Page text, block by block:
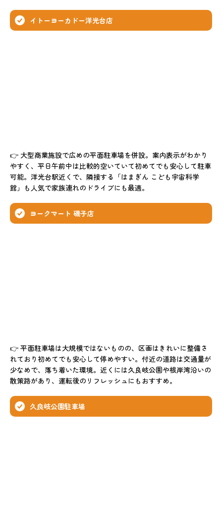
イトーヨーカドー洋光台店
👉 大型商業施設で広めの平面駐車場を併設。案内表示がわかり
やすく、平日午前中は比較的空いていて初めてでも安心して駐車
可能。洋光台駅近くで、隣接する「はまぎん こども宇宙科学
館」も人気で家族連れのドライブにも最適。
ヨークマート 磯子店
👉 平面駐車場は大規模ではないものの、区画はきれいに整備さ
れており初めてでも安心して停めやすい。付近の道路は交通量が
少なめで、落ち着いた環境。近くには久良岐公園や根岸湾沿いの
散策路があり、運転後のリフレッシュにもおすすめ。
久良岐公園駐車場